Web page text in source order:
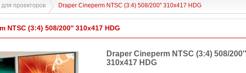
проекторов Draper Cineperm NTSC (3:4) 508/200'' 310x417 HDG
NTSC (3:4) 508/200'' 310x417 HDG
Draper Cineperm NTSC (3:4) 508/200''
310x417 HDG